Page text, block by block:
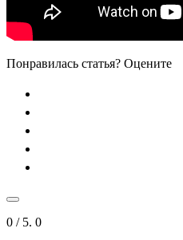
Понравилась статья? Оцените
0 / 5. 0